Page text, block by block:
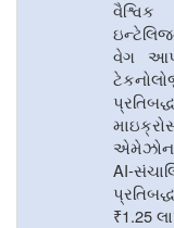
વૈશ્વિક
વેગ
AI-
₹1.25